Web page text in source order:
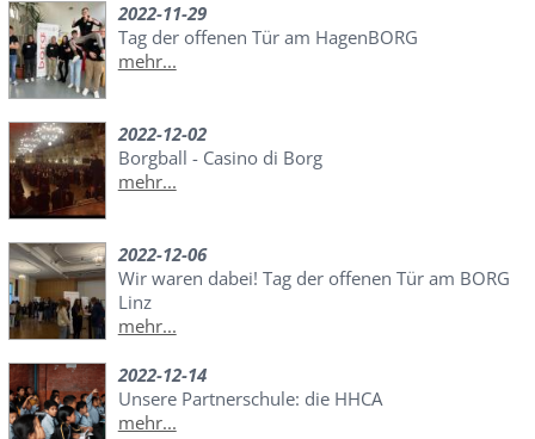
2022-11-29
Tag der offenen Tür am HagenBORG
mehr...
2022-12-02
Borgball - Casino di Borg
mehr...
2022-12-06
Wir waren dabei! Tag der offenen Tür am BORG
Linz
mehr...
2022-12-14
Unsere Partnerschule: die HHCA
mehr...